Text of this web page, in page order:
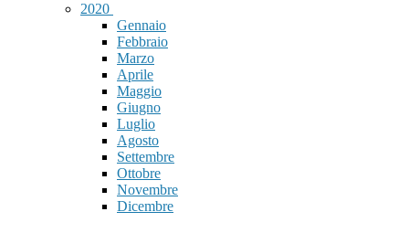
2020
Gennaio
Febbraio
Marzo
Aprile
Maggio
Giugno
Luglio
Agosto
Settembre
Ottobre
Novembre
Dicembre